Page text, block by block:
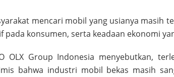
mencari mobil yang usianya masih
pada konsumen, serta keadaan ekonomi
OLX Group Indonesia menyebutkan,
bahwa industri mobil bekas masih